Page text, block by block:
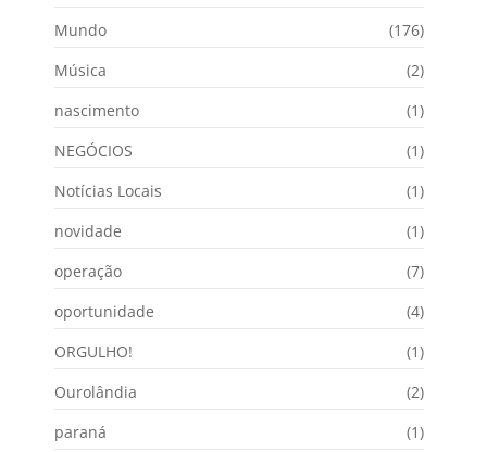
Mundo
(176)
Música
(2)
nascimento
(1)
NEGÓCIOS
(1)
Notícias Locais
(1)
novidade
(1)
operação
(7)
oportunidade
(4)
ORGULHO!
(1)
Ourolândia
(2)
paraná
(1)